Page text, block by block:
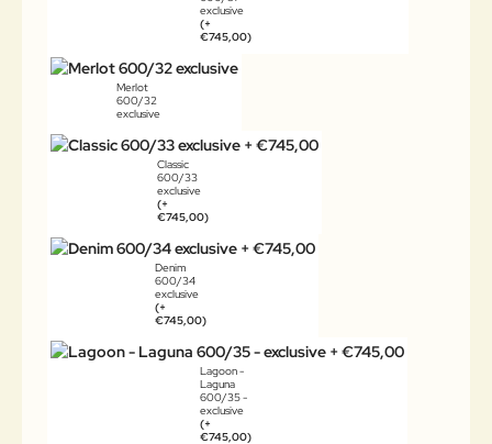
exclusive
(+
€745,00)
Merlot
600/32
exclusive
Classic
600/33
exclusive
(+
€745,00)
Denim
600/34
exclusive
(+
€745,00)
Lagoon -
Laguna
600/35 -
exclusive
(+
€745,00)